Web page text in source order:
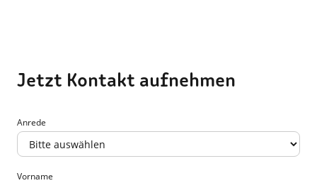
Jetzt Kontakt aufnehmen
Anrede
Vorname